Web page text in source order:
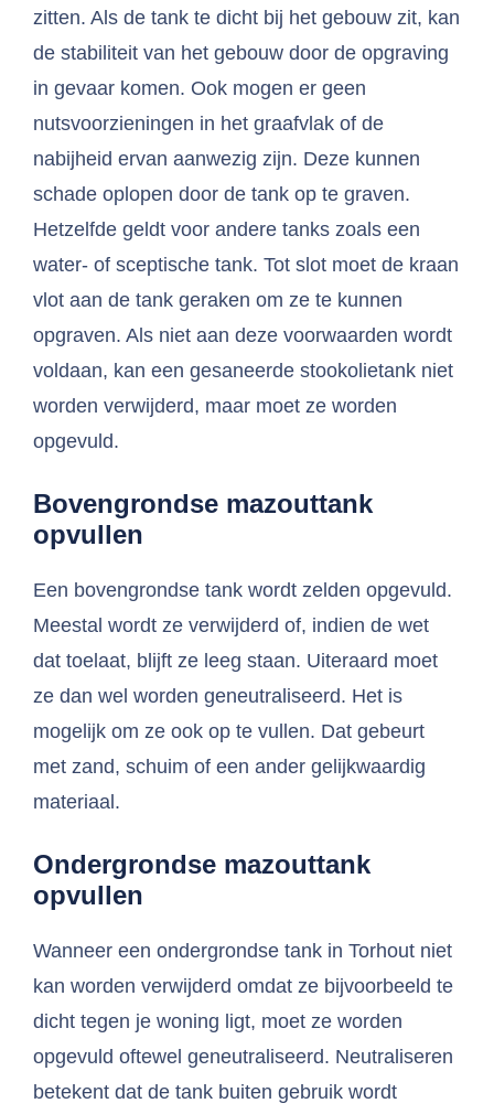
zitten. Als de tank te dicht bij het gebouw zit, kan
de stabiliteit van het gebouw door de opgraving
in gevaar komen. Ook mogen er geen
nutsvoorzieningen in het graafvlak of de
nabijheid ervan aanwezig zijn. Deze kunnen
schade oplopen door de tank op te graven.
Hetzelfde geldt voor andere tanks zoals een
water- of sceptische tank. Tot slot moet de kraan
vlot aan de tank geraken om ze te kunnen
opgraven. Als niet aan deze voorwaarden wordt
voldaan, kan een gesaneerde stookolietank niet
worden verwijderd, maar moet ze worden
opgevuld.
Bovengrondse mazouttank
opvullen
Een bovengrondse tank wordt zelden opgevuld.
Meestal wordt ze verwijderd of, indien de wet
dat toelaat, blijft ze leeg staan. Uiteraard moet
ze dan wel worden geneutraliseerd. Het is
mogelijk om ze ook op te vullen. Dat gebeurt
met zand, schuim of een ander gelijkwaardig
materiaal.
Ondergrondse mazouttank
opvullen
Wanneer een ondergrondse tank in Torhout niet
kan worden verwijderd omdat ze bijvoorbeeld te
dicht tegen je woning ligt, moet ze worden
opgevuld oftewel geneutraliseerd. Neutraliseren
betekent dat de tank buiten gebruik wordt